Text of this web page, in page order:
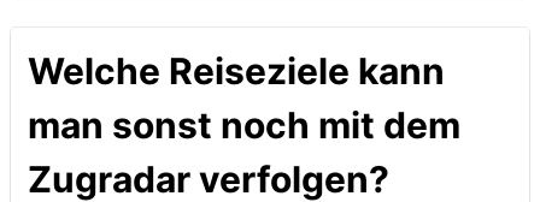
Welche Reiseziele kann
man sonst noch mit dem
Zugradar verfolgen?